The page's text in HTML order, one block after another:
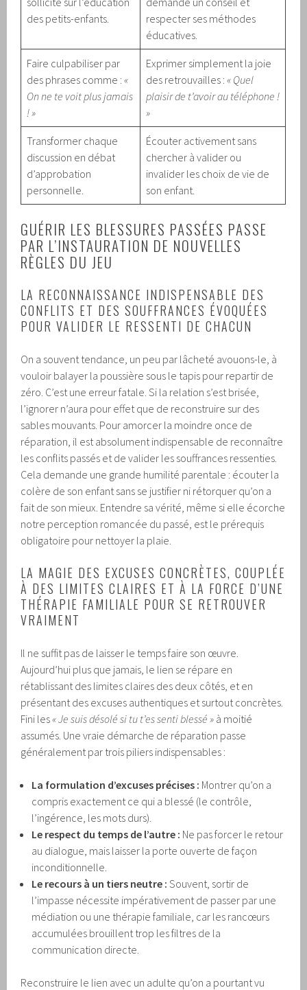
des petits-enfants.
respecter ses méthodes
éducatives.
Faire culpabiliser par
des phrases comme :«
On ne te voit plus jamais
! »
Exprimer simplement la joie
des retrouvailles :« Quel
plaisir de t’avoir au téléphone !
»
Transformer chaque
discussion en débat
d’approbation
personnelle.
Écouter activement sans
chercher à valider ou
invalider les choix de vie de
son enfant.
GUÉRIR LES BLESSURES PASSÉES PASSE
PAR L’INSTAURATION DE NOUVELLES
RÈGLES DU JEU
LA RECONNAISSANCE INDISPENSABLE DES
CONFLITS ET DES SOUFFRANCES ÉVOQUÉES
POUR VALIDER LE RESSENTI DE CHACUN
On a souvent tendance, un peu par lâcheté avouons-le, à
vouloir balayer la poussière sous le tapis pour repartir de
zéro. C’est une erreur fatale. Si la relation s’est brisée,
l’ignorer n’aura pour effet que de reconstruire sur des
sables mouvants. Pour amorcer la moindre once de
réparation, il est absolument indispensable de reconnaître
les conflits passés et de valider les souffrances ressenties.
Cela demande une grande humilité parentale : écouter la
colère de son enfant sans se justifier ni rétorquer qu’on a
fait de son mieux. Entendre sa vérité, même si elle écorche
notre perception romancée du passé, est le prérequis
obligatoire pour nettoyer la plaie.
LA MAGIE DES EXCUSES CONCRÈTES, COUPLÉE
À DES LIMITES CLAIRES ET À LA FORCE D’UNE
THÉRAPIE FAMILIALE POUR SE RETROUVER
VRAIMENT
Il ne suffit pas de laisser le temps faire son œuvre.
Aujourd’hui plus que jamais, le lien se répare en
rétablissant des limites claires des deux côtés, et en
présentant des excuses authentiques et surtout concrètes.
Fini les« Je suis désolé si tu t’es senti blessé » à moitié
assumés. Une vraie démarche de réparation passe
généralement par trois piliers indispensables :
La formulation d’excuses précises : Montrer qu’on a
compris exactement ce qui a blessé (le contrôle,
l’ingérence, les mots durs).
Le respect du temps de l’autre : Ne pas forcer le retour
au dialogue, mais laisser la porte ouverte de façon
inconditionnelle.
Le recours à un tiers neutre : Souvent, sortir de
l’impasse nécessite impérativement de passer par une
médiation ou une thérapie familiale, car les rancœurs
accumulées brouillent trop les filtres de la
communication directe.
Reconstruire le lien avec un adulte qu’on a pourtant vu